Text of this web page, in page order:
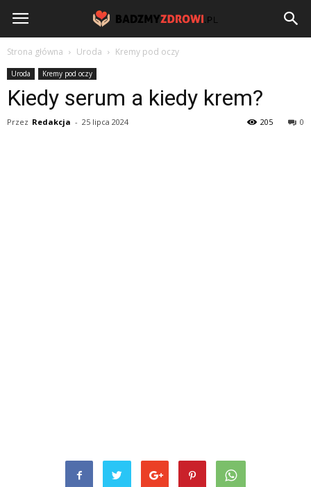
BadzmyZdrowi.pl
Strona główna Uroda Kremy pod oczy
Uroda Kremy pod oczy
Kiedy serum a kiedy krem?
Przez Redakcja - 25 lipca 2024 0
205